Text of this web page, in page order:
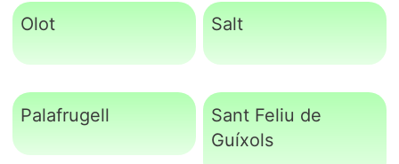
Olot Salt
Palafrugell
Sant Feliu de
Guíxols